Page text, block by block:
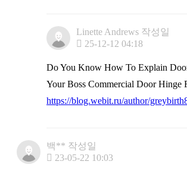
Linette Andrews 작성일
25-12-12 04:18
Do You Know How To Explain
Your Boss Commercial Door Hinge
https://blog.webit.ru/author/
백** 작성일
23-05-22 10:03